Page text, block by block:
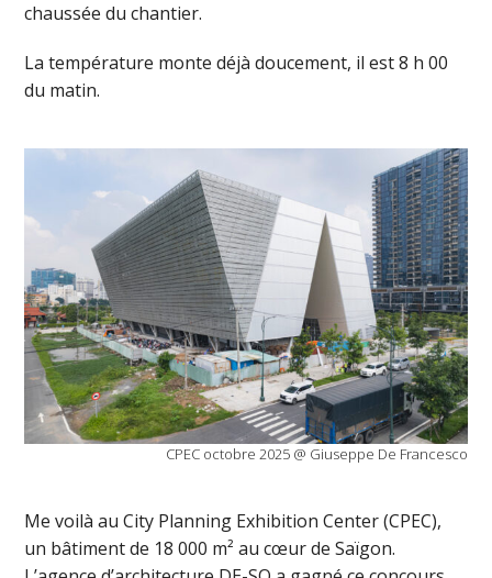
chaussée du chantier.
La température monte déjà doucement, il est 8 h 00
du matin.
CPEC octobre 2025 @ Giuseppe De Francesco
Me voilà au City Planning Exhibition Center (CPEC),
un bâtiment de 18 000 m² au cœur de Saïgon.